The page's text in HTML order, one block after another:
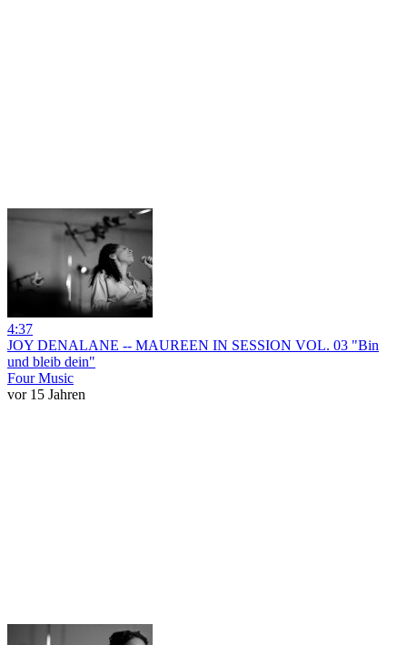
4:37
JOY DENALANE -- MAUREEN IN SESSION VOL. 03 "Bin
und bleib dein"
Four Music
vor 15 Jahren